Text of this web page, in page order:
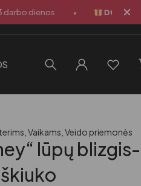
dienos DOVANA
,Vaikams ,Veido priemonės
lūpų blizgis-